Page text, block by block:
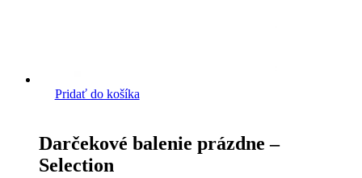
Pridať do košíka
Darčekové balenie prázdne –
Selection